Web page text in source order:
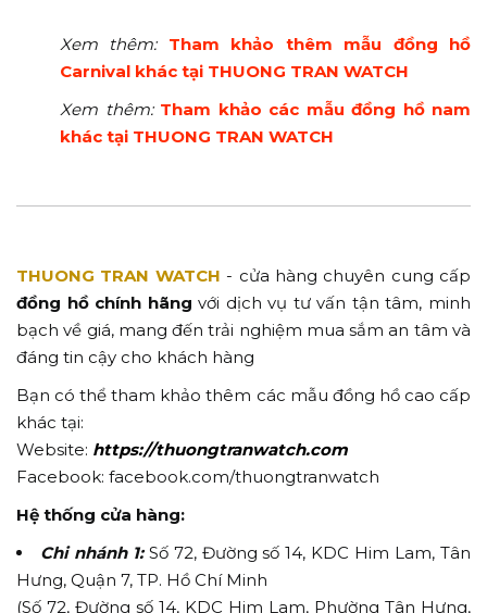
Xem thêm:
Tham khảo thêm mẫu đồng hồ
Carnival khác tại THUONG TRAN WATCH
Xem thêm: Tham khảo các mẫu đồng hồ nam
khác tại THUONG TRAN WATCH
THUONG TRAN WATCH - cửa hàng chuyên cung cấp
đồng hồ chính hãng với dịch vụ tư vấn tận tâm, minh
bạch về giá, mang đến trải nghiệm mua sắm an tâm và
đáng tin cậy cho khách hàng
Bạn có thể tham khảo thêm các mẫu đồng hồ cao cấp
khác tại:
Website: https://thuongtranwatch.com
Facebook: facebook.com/thuongtranwatch
Hệ thống cửa hàng:
Chi nhánh 1:Số 72, Đường số 14, KDC Him Lam, Tân
Hưng, Quận 7, TP. Hồ Chí Minh
(Số 72, Đường số 14, KDC Him Lam, Phường Tân Hưng,